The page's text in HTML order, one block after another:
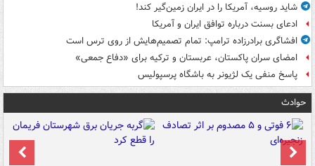
شاید روسیه، آمریکا را در ایران زمین‌گیر کند!
ادعای بسنت درباره توافق ایران و آمریکا
افشاگری برادرزاده ترامپ: تمام تصمیم‌هایش از روی ترس است
امضای سران پاکستان، عربستان و ترکیه برای «دفاع جمعی»
پاسخ منفی یک لژیونر به باشگاه پرسپولیس
حوادث